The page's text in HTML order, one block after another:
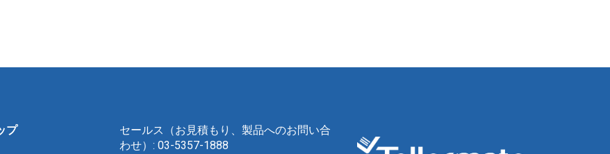
プ
セールス（お見積もり、製品へのお問い合
わせ）: 03-5357-1888